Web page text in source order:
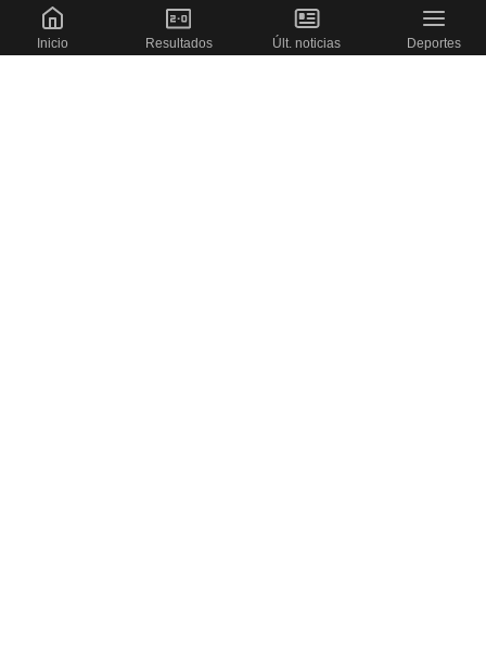
Inicio Resultados Últ. noticias Deportes